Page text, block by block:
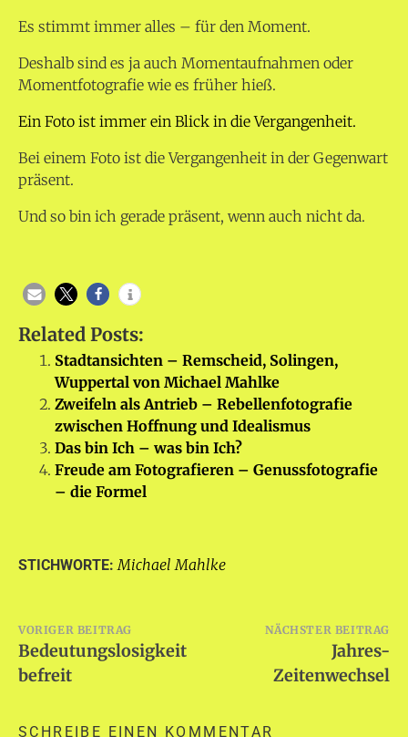
Es stimmt immer alles – für den Moment.
Deshalb sind es ja auch Momentaufnahmen oder
Momentfotografie wie es früher hieß.
Ein Foto ist immer ein Blick in die Vergangenheit.
Bei einem Foto ist die Vergangenheit in der Gegenwart
präsent.
Und so bin ich gerade präsent, wenn auch nicht da.
Related Posts:
Stadtansichten – Remscheid, Solingen,
Wuppertal von Michael Mahlke
Zweifeln als Antrieb – Rebellenfotografie
zwischen Hoffnung und Idealismus
Das bin Ich – was bin Ich?
Freude am Fotografieren – Genussfotografie
– die Formel
STICHWORTE:Michael Mahlke
Beitragsnavigation
VORIGER BEITRAG
Bedeutungslosigkeit
befreit
NÄCHSTER BEITRAG
Jahres-
Zeitenwechsel
SCHREIBE EINEN KOMMENTAR